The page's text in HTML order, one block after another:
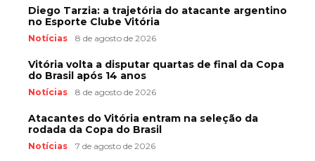
Diego Tarzia: a trajetória do atacante argentino
no Esporte Clube Vitória
Notícias 8 de agosto de 2026
Vitória volta a disputar quartas de final da Copa
do Brasil após 14 anos
Notícias 8 de agosto de 2026
Atacantes do Vitória entram na seleção da
rodada da Copa do Brasil
Notícias 7 de agosto de 2026